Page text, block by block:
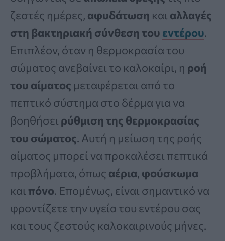
ζεστές ημέρες, αφυδάτωση και αλλαγές
στη βακτηριακή σύνθεση του εντέρου.
Επιπλέον, όταν η θερμοκρασία του
σώματος ανεβαίνει το καλοκαίρι, η ροή
του αίματος μεταφέρεται από το
πεπτικό σύστημα στο δέρμα για να
βοηθήσει ρύθμιση της θερμοκρασίας
του σώματος. Αυτή η μείωση της ροής
αίματος μπορεί να προκαλέσει πεπτικά
προβλήματα, όπως αέρια, φούσκωμα
και πόνο. Επομένως, είναι σημαντικό να
φροντίζετε την υγεία του εντέρου σας
και τους ζεστούς καλοκαιρινούς μήνες.